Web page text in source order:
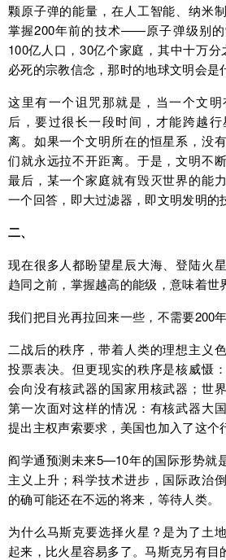
颗原子弹的能量，在人工智能、纳米
掌握200年前的技术——原子弹级别
100亿人口，30亿个家庭，其中十万
必死的宗教信念，那时的地球文明会是
这里有一个诅咒那就是，当一个文
后，要过很长一段时间，才能跨越
离。如果一个文明所在的恒星系，没
们就永远拉不开距离。于是，文明不
最后，某一个家庭就有毁灭世界的能
一个回答，即大过滤器，即文明发明的
二、
现在很多人都盼望星辰大海、登陆火
趋同之前，掌握越高的能级，意味着世
我们把目光再拉回来一些，不需要200年
二战后的秩序，带着人类的理想主义
投票表决。但更现实的秩序是核威慑
会向没有核武器的国家用核武器；世
第一次面对这样的情况：有核武器大
提出主权声索要求，美国也加入了这个
阎学通预测未来5—10年的国际形势就
主义上升；科学技术进步，国际政治
的确可能还在不远的将来，等待人类。
为什么马斯克要选择火星？是为了土
起来，比火星容易多了。马斯克另有目